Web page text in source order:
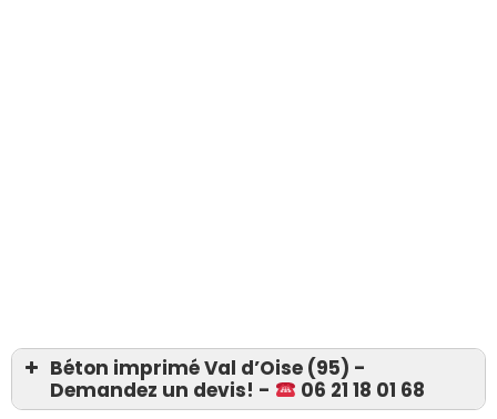
Béton imprimé Val d’Oise (95) -
Demandez un devis! -
06 21 18 01 68